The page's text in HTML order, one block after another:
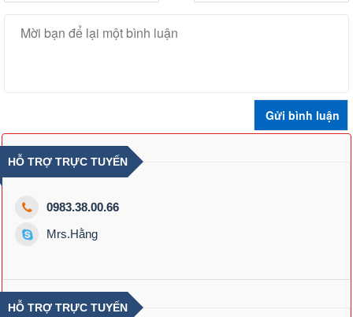
HỖ TRỢ TRỰC TUYẾN
0983.38.00.66
Mrs.Hằng
HỖ TRỢ TRỰC TUYẾN